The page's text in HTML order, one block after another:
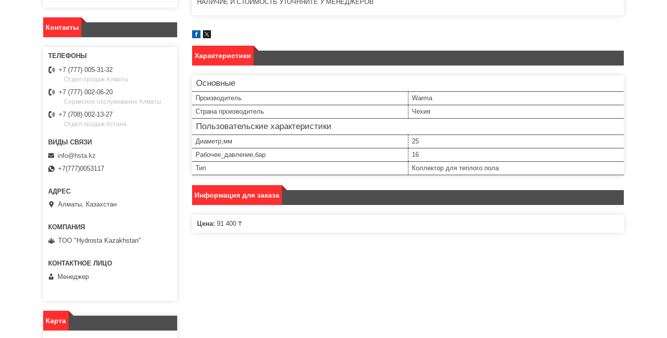
НАЛИЧИЕ И СТОИМОСТЬ УТОЧНЯЙТЕ У МЕНЕДЖЕРОВ
Характеристики
Основные
Производитель
Warma
Страна производитель
Чехия
Пользовательские характеристики
Диаметр,мм
25
Рабочее_давление,бар
16
Тип
Коллектор для теплого пола
Информация для заказа
Цена: 91 400 ₸
Контакты
+7 (777) 005-31-32
Отдел продаж Алматы
+7 (777) 002-06-20
Сервисное обслуживание Алматы
+7 (708) 002-13-27
Отдел продаж Астана
info@hsta.kz
+7(777)0053117
Алматы, Казахстан
TOO "Hydrosta Kazakhstan"
Менеджер
Карта